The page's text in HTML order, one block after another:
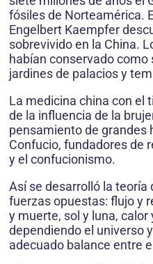
fósiles de Norteamérica.
Engelbert Kaempfer
sobrevivido en la China.
habían conservado
jardines de palacios y
La medicina china con el
de la influencia de la
pensamiento de grandes
Confucio, fundadores de
y el confucionismo.
Así se desarrolló la teoría
fuerzas opuestas: flujo y
y muerte, sol y luna,
dependiendo el universo
adecuado balance entre